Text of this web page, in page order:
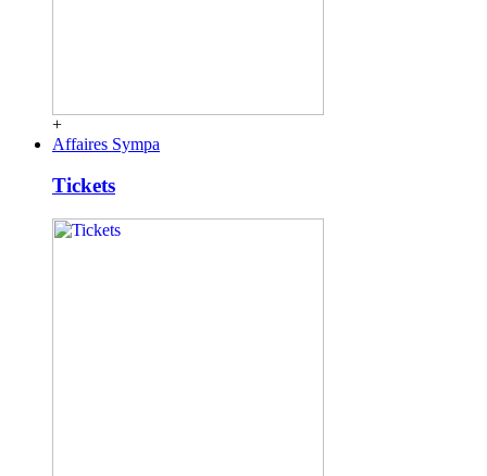
+
Affaires Sympa
Tickets